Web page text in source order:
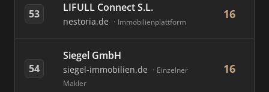
53 LIFULL Connect S.L.
nestoria.de Immobilienplattform
16
54
Siegel GmbH
siegel-immobilien.de
Einzelner
Makler
16